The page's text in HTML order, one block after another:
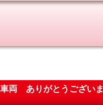
両 ありがとうございま